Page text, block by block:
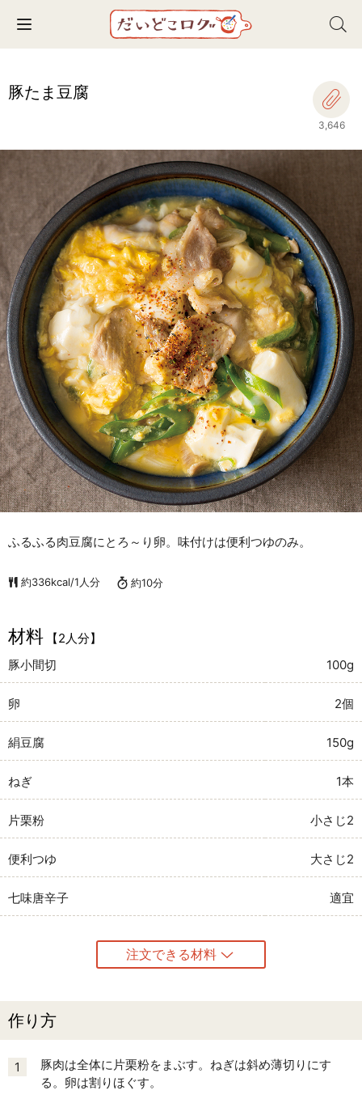
Toggle navigation
豚たま豆腐
3,646
ふるふる肉豆腐にとろ～り卵。味付けは便利つゆのみ。
約336kcal/1人分 約10分
材料
【2人分】
豚小間切
100g
卵 2個
絹豆腐 150g
ねぎ 1本
片栗粉 小さじ2
便利つゆ 大さじ2
七味唐辛子 適宜
注文できる材料
作り方
1
豚肉は全体に片栗粉をまぶす。ねぎは斜め薄切りにす
る。卵は割りほぐす。